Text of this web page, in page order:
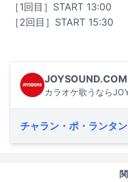
［1回目］START 13:00
［2回目］START 15:30
JOYSOUND.COM
カラオケ歌うなら
チャラン・ポ・ランタン